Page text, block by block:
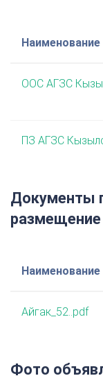
ООС АГЗС
ПЗ АГЗС
Документы
Айгак_52..pdf
Фото